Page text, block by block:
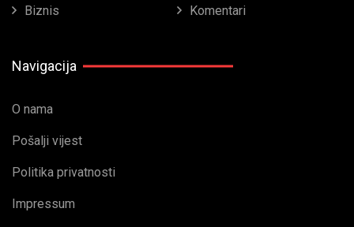
Biznis Komentari
Navigacija
O nama
Pošalji vijest
Politika privatnosti
Impressum